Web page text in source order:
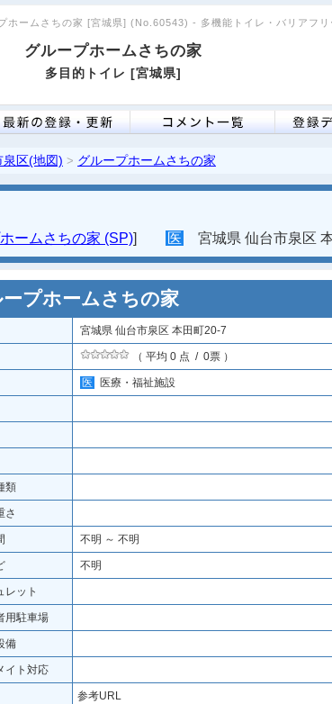
ホームさちの家 [宮城県] (No.60543) - 多機能トイレ・バリアフリ
グループホームさちの家
多目的トイレ [宮城県]
泉区(地図) > グループホームさちの家
ームさちの家 (SP)] 医 宮城県 仙台市泉区
プホームさちの家
宮城県 仙台市泉区 本田町20-7
（ 平均 0 点 / 0票 ）
医 医療・福祉施設
類
さ
不明 ～ 不明
不明
レット
用駐車場
備
イト対応
参考URL